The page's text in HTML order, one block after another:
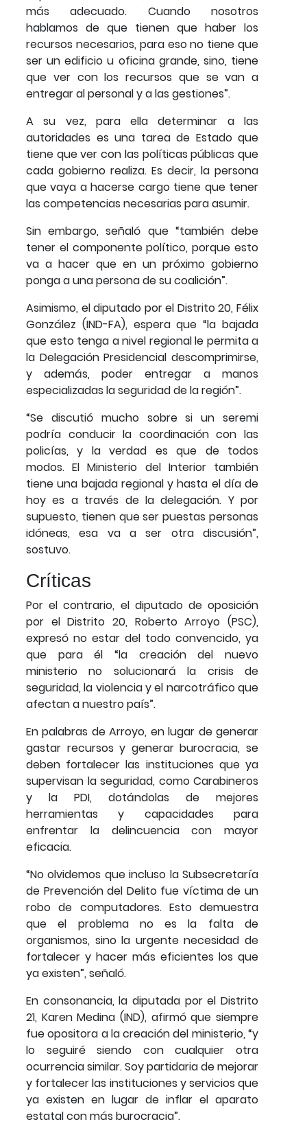
más adecuado. Cuando nosotros
hablamos de que tienen que haber los
recursos necesarios, para eso no tiene que
ser un edificio u oficina grande, sino, tiene
que ver con los recursos que se van a
entregar al personal y a las gestiones”.
A su vez, para ella determinar a las
autoridades es una tarea de Estado que
tiene que ver con las políticas públicas que
cada gobierno realiza. Es decir, la persona
que vaya a hacerse cargo tiene que tener
las competencias necesarias para asumir.
Sin embargo, señaló que “también debe
tener el componente político, porque esto
va a hacer que en un próximo gobierno
ponga a una persona de su coalición”.
Asimismo, el diputado por el Distrito 20, Félix
González (IND-FA), espera que “la bajada
que esto tenga a nivel regional le permita a
la Delegación Presidencial descomprimirse,
y además, poder entregar a manos
especializadas la seguridad de la región”.
“Se discutió mucho sobre si un seremi
podría conducir la coordinación con las
policías, y la verdad es que de todos
modos. El Ministerio del Interior también
tiene una bajada regional y hasta el día de
hoy es a través de la delegación. Y por
supuesto, tienen que ser puestas personas
idóneas, esa va a ser otra discusión”,
sostuvo.
Críticas
Por el contrario, el diputado de oposición
por el Distrito 20, Roberto Arroyo (PSC),
expresó no estar del todo convencido, ya
que para él “la creación del nuevo
ministerio no solucionará la crisis de
seguridad, la violencia y el narcotráfico que
afectan a nuestro país”.
En palabras de Arroyo, en lugar de generar
gastar recursos y generar burocracia, se
deben fortalecer las instituciones que ya
supervisan la seguridad, como Carabineros
y la PDI, dotándolas de mejores
herramientas y capacidades para
enfrentar la delincuencia con mayor
eficacia.
“No olvidemos que incluso la Subsecretaría
de Prevención del Delito fue víctima de un
robo de computadores. Esto demuestra
que el problema no es la falta de
organismos, sino la urgente necesidad de
fortalecer y hacer más eficientes los que
ya existen”, señaló.
En consonancia, la diputada por el Distrito
21, Karen Medina (IND), afirmó que siempre
fue opositora a la creación del ministerio, “y
lo seguiré siendo con cualquier otra
ocurrencia similar. Soy partidaria de mejorar
y fortalecer las instituciones y servicios que
ya existen en lugar de inflar el aparato
estatal con más burocracia”.